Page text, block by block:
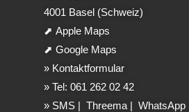
4001 Basel (Schweiz)
⬈ Apple Maps
⬈ Google Maps
» Kontaktformular
» Tel: 061 262 02 42
» SMS| Threema| WhatsApp